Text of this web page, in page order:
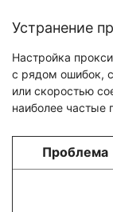
Устранение
Настройка
с рядом ошибок,
или скоростью
наиболее частые
Проблема